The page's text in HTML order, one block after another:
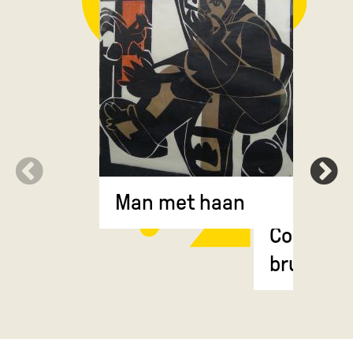
Man met haan
bruin en